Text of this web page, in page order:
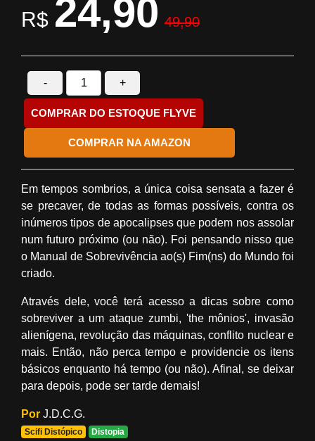
R$ 24,90 49,90
- +
COMPRAR DO ESTOQUE FLYVE
COMPRAR NA AMAZON
Em tempos sombrios, a única coisa sensata a fazer é
se precaver, de todas as formas possíveis, contra os
inúmeros tipos de apocalipses que podem nos assolar
num futuro próximo (ou não). Foi pensando nisso que
o Manual de Sobrevivência ao(s) Fim(ns) do Mundo foi
criado.
Através dele, você terá acesso a dicas sobre como
sobreviver a um ataque zumbi, 'the mônios', invasão
alienígena, revolução das máquinas, conflito nuclear e
mais. Então, não perca tempo e providencie os itens
básicos enquanto há tempo (ou não). Afinal, se deixar
para depois, pode ser tarde demais!
Por J.D.C.G.
Scifi Distópico Distopia